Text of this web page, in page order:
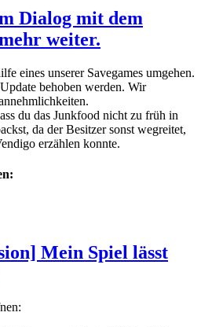
Dialog mit dem
weiter.
eines unserer Savegames umgehen.
behoben werden. Wir
du das Junkfood nicht zu früh in
da der Besitzer sonst wegreitet,
erzählen konnte.
Mein Spiel lässt